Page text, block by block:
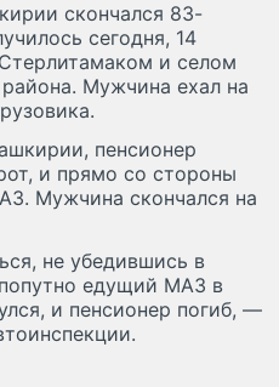
скончался 83-
сегодня, 14
и селом
Мужчина ехал на
пенсионер
и прямо со стороны
Мужчина скончался на
не убедившись в
едущий МАЗ в
и пенсионер погиб, —